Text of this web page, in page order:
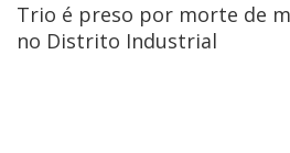
Trio é preso por morte de
no Distrito Industrial